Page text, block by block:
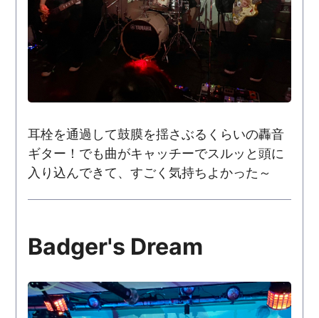
耳栓を通過して鼓膜を揺さぶるくらいの轟音
ギター！でも曲がキャッチーでスルッと頭に
入り込んできて、すごく気持ちよかった～
Badger's Dream